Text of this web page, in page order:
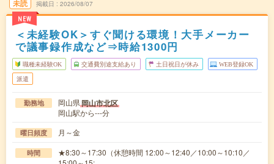
未読
NEW
掲載日 2026/08/07
＜未経験OK＞すぐ聞ける環境！大手メーカー
で議事録作成など⇒時給1300円
職種未経験OK 交通費別途支給あり 土日祝日が休み WEB登録OK
派遣
勤務地 岡山県岡山市北区
岡山駅から---分
曜日頻度 月～金
時間
★8:30～17:30（休憩時間 12:00～12:40／10:00～10:10／